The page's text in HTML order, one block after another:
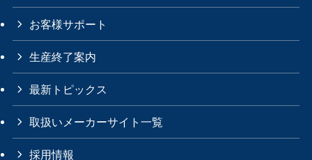
お客様サポート
生産終了案内
最新トピックス
取扱いメーカーサイト一覧
採用情報